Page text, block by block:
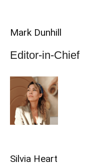
Mark Dunhill
Editor-in-Chief
Silvia Heart